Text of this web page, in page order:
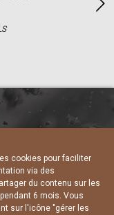
cookies pour faciliter
via des
du contenu sur les
6 mois. Vous
sur l'icône "gérer les
DE CONFIDENTIALITÉ
A3 WEB